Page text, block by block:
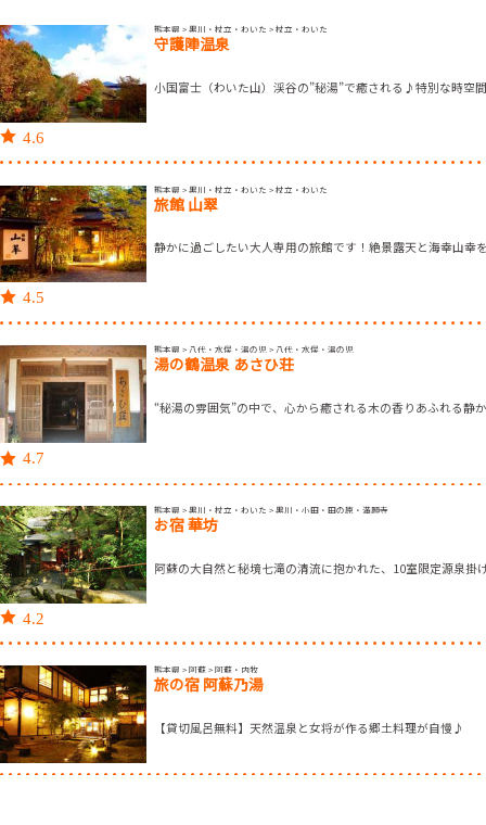
4.6
熊本県 > 黒川・杖立・わいた > 杖立・わいた
守護陣温泉
小国富士（わいた山）渓谷の”秘湯”で癒される♪特別な時空
4.5
熊本県 > 黒川・杖立・わいた > 杖立・わいた
旅館 山翠
静かに過ごしたい大人専用の旅館です！絶景露天と海幸山幸
4.7
熊本県 > 八代・水俣・湯の児 > 八代・水俣・湯の児
湯の鶴温泉 あさひ荘
“秘湯の雰囲気”の中で、心から癒される木の香りあふれる静
4.2
熊本県 > 黒川・杖立・わいた > 黒川・小田・田の原・満願寺
お宿 華坊
阿蘇の大自然と秘境七滝の清流に抱かれた、10室限定源泉掛
熊本県 > 阿蘇 > 阿蘇・内牧
旅の宿 阿蘇乃湯
【貸切風呂無料】天然温泉と女将が作る郷土料理が自慢♪